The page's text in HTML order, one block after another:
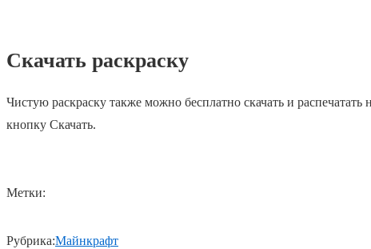
Скачать раскраску
Чистую раскраску также можно бесплатно скачать и
кнопку Скачать.
Метки:
Рубрика:Майнкрафт